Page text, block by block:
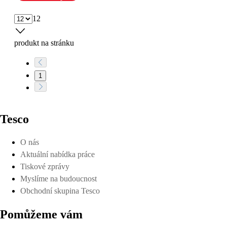
12
produkt na stránku
1
Tesco
O nás
Aktuální nabídka práce
Tiskové zprávy
Myslíme na budoucnost
Obchodní skupina Tesco
Pomůžeme vám